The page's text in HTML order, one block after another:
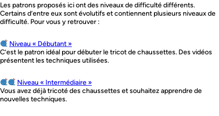
Les patrons proposés ici ont des niveaux de difficulté différents.
Certains d’entre eux sont évolutifs et contiennent plusieurs niveaux de
difficulté. Pour vous y retrouver :
Niveau « Débutant »
C’est le patron idéal pour débuter le tricot de chaussettes. Des vidéos
présentent les techniques utilisées.
Niveau « Intermédiaire »
Vous avez déjà tricoté des chaussettes et souhaitez apprendre de
nouvelles techniques.